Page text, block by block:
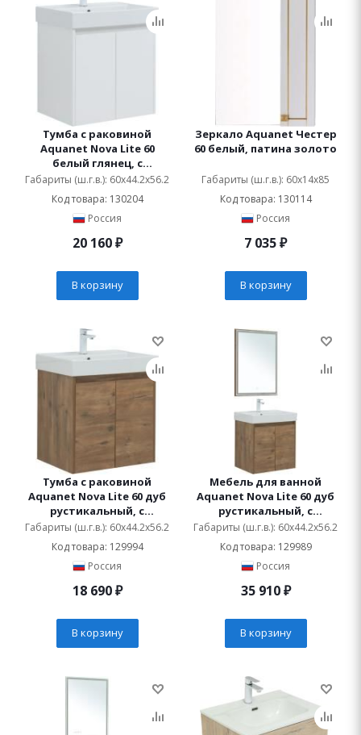
Тумба с раковиной
Aquanet Nova Lite 60
белый глянец, с
дверками
Габариты (ш.г.в.): 60x44.2x56.2
Код товара: 130204
Россия
20 160₽
В корзину
Зеркало Aquanet Честер
60 белый, патина золото
Габариты (ш.г.в.): 60x14x85
Код товара: 130114
Россия
7 035₽
В корзину
Тумба с раковиной
Aquanet Nova Lite 60 дуб
рустикальный, с
дверками
Габариты (ш.г.в.): 60x44.2x56.2
Код товара: 129994
Россия
18 690₽
В корзину
Мебель для ванной
Aquanet Nova Lite 60 дуб
рустикальный, с
дверками
Габариты (ш.г.в.): 60x44.2x56.2
Код товара: 129989
Россия
35 910₽
В корзину